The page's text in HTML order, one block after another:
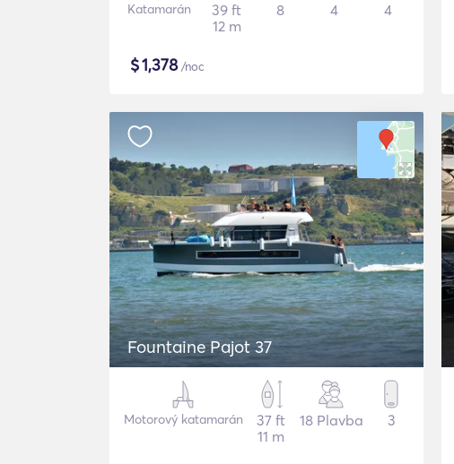
Katamarán
39 ft
12 m
8 4 4
$1,378/noc
Fountaine Pajot 37
Motorový katamarán
37 ft
11 m
18 Plavba 3